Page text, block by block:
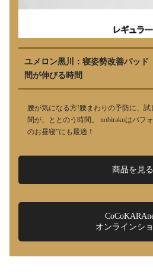
ユメロン黒川：寝姿勢改善パッ
間が伸びる時間
腰が気になる方!腰まわりの予防に、
間が、ととのう時間。 nobirakuはパフ
のお昼寝”にも最適！
商品を見る
オンラインシ